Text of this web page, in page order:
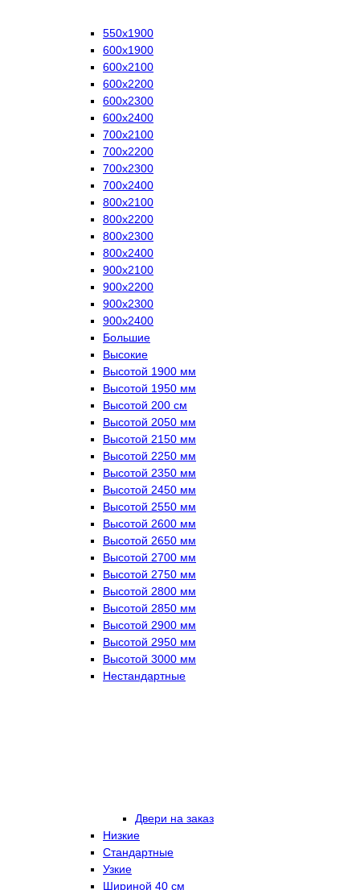
550х1900
600х1900
600х2100
600х2200
600х2300
600х2400
700х2100
700х2200
700х2300
700х2400
800х2100
800х2200
800х2300
800х2400
900х2100
900х2200
900х2300
900х2400
Большие
Высокие
Высотой 1900 мм
Высотой 1950 мм
Высотой 200 см
Высотой 2050 мм
Высотой 2150 мм
Высотой 2250 мм
Высотой 2350 мм
Высотой 2450 мм
Высотой 2550 мм
Высотой 2600 мм
Высотой 2650 мм
Высотой 2700 мм
Высотой 2750 мм
Высотой 2800 мм
Высотой 2850 мм
Высотой 2900 мм
Высотой 2950 мм
Высотой 3000 мм
Нестандартные
Двери на заказ
Низкие
Стандартные
Узкие
Шириной 40 см